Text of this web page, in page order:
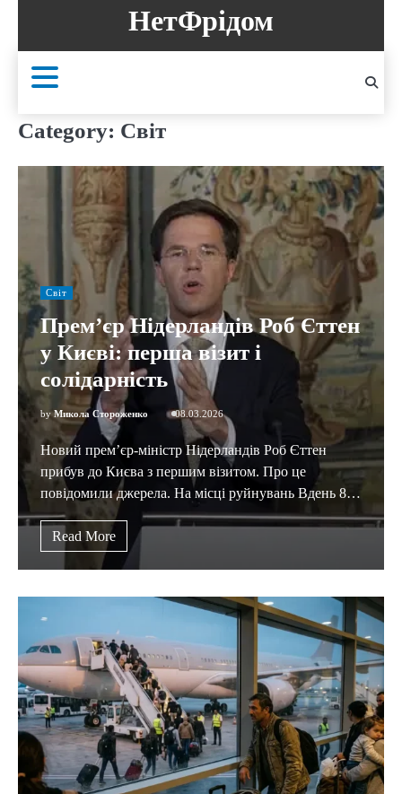
content
НетФрідом
Category: Світ
Світ
Прем’єр Нідерландів Роб Єттен
у Києві: перша візит і
солідарність
byМикола Стороженко 08.03.2026
Новий прем’єр-міністр Нідерландів Роб Єттен
прибув до Києва з першим візитом. Про це
повідомили джерела. На місці руйнувань Вдень 8…
Read More